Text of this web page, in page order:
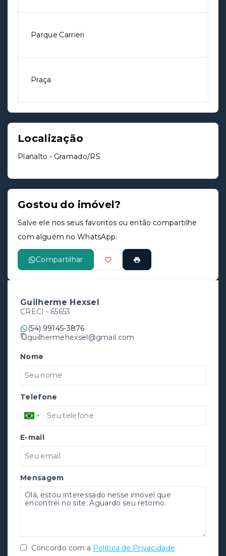
Parque Carrieri
Praça
Localização
Planalto - Gramado/RS
Gostou do imóvel?
Salve ele nos seus favoritos ou então compartilhe
com alguém no WhatsApp:
Compartilhar
Guilherme Hexsel
CRECI - 65653
(54) 99145-3876
guilhermehexsel@gmail.com
Nome
Telefone
E-mail
Mensagem
Concordo com a Política de Privacidade